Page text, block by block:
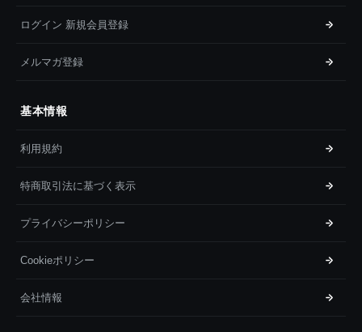
ログイン 新規会員登録
メルマガ登録
基本情報
利用規約
特商取引法に基づく表示
プライバシーポリシー
Cookieポリシー
会社情報